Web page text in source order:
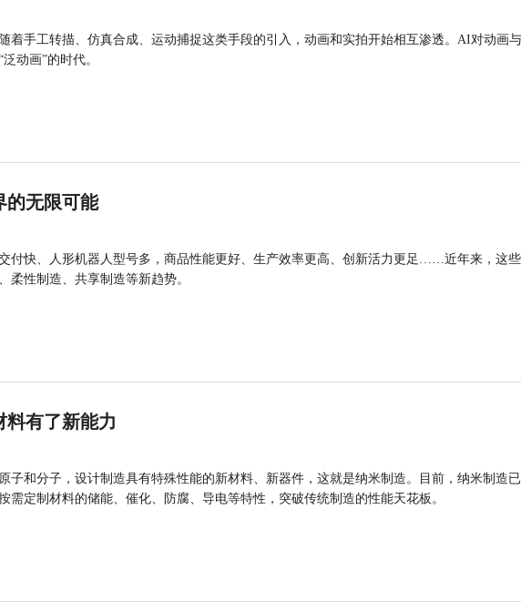
着手工转描、仿真合成、运动捕捉这类手段的引入，动画和实拍开始相互渗透。AI对动画
动画”的时代。
的无限可能
付快、人形机器人型号多，商品性能更好、生产效率更高、创新活力更足……近年来，这
柔性制造、共享制造等新趋势。
料有了新能力
子和分子，设计制造具有特殊性能的新材料、新器件，这就是纳米制造。目前，纳米制造
需定制材料的储能、催化、防腐、导电等特性，突破传统制造的性能天花板。